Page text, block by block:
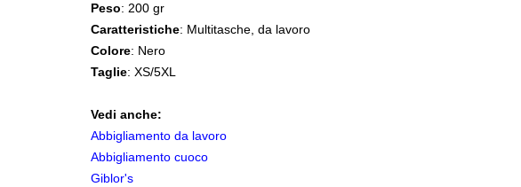
Peso: 200 gr
Caratteristiche: Multitasche, da lavoro
Colore: Nero
Taglie: XS/5XL
Vedi anche:
Abbigliamento da lavoro
Abbigliamento cuoco
Giblor's